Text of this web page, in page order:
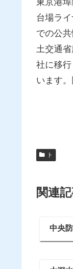
台場ラ
での公
土交通
社に移
います
ト
関連
中央